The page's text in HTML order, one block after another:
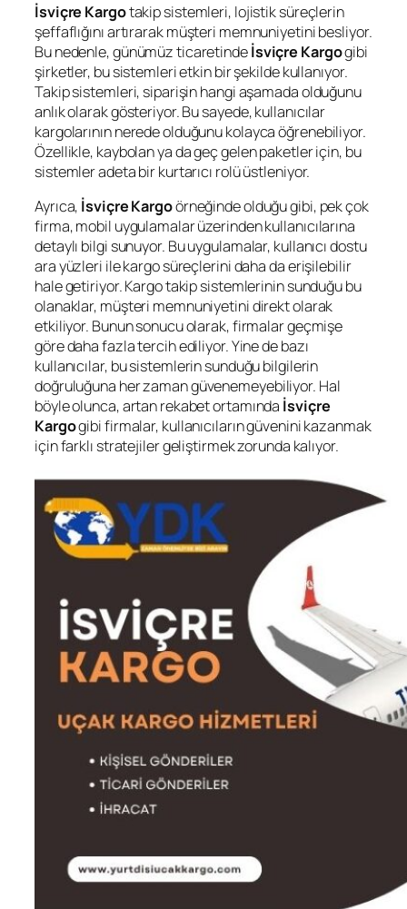
İsviçre Kargotakip sistemleri, lojistik süreçlerin
şeffaflığını artırarak müşteri memnuniyetini besliyor.
Bu nedenle, günümüz ticaretindeİsviçre Kargogibi
şirketler, bu sistemleri etkin bir şekilde kullanıyor.
Takip sistemleri, siparişin hangi aşamada olduğunu
anlık olarak gösteriyor. Bu sayede, kullanıcılar
kargolarının nerede olduğunu kolayca öğrenebiliyor.
Özellikle, kaybolan ya da geç gelen paketler için, bu
sistemler adeta bir kurtarıcı rolü üstleniyor.
Ayrıca, İsviçre Kargoörneğinde olduğu gibi, pek çok
firma, mobil uygulamalar üzerinden kullanıcılarına
detaylı bilgi sunuyor. Bu uygulamalar, kullanıcı dostu
ara yüzleri ile kargo süreçlerini daha da erişilebilir
hale getiriyor. Kargo takip sistemlerinin sunduğu bu
olanaklar, müşteri memnuniyetini direkt olarak
etkiliyor. Bunun sonucu olarak, firmalar geçmişe
göre daha fazla tercih ediliyor. Yine de bazı
kullanıcılar, bu sistemlerin sunduğu bilgilerin
doğruluğuna her zaman güvenemeyebiliyor. Hal
böyle olunca, artan rekabet ortamında İsviçre
Kargogibi firmalar, kullanıcıların güvenini kazanmak
için farklı stratejiler geliştirmek zorunda kalıyor.